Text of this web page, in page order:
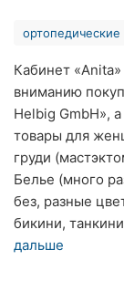
Одесса
Киев
Харьков
Запорожье
Днепр
Львов
ортопедические
Кабинет
вниманию
Helbig GmbH»,
товары для
груди
Белье (много
без, разные
бикини,
дальше